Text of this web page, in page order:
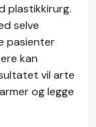
plastikkirurg.
selve
pasienter
kan
vil arte
og legge